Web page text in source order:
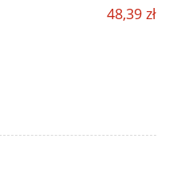
48,39 zł